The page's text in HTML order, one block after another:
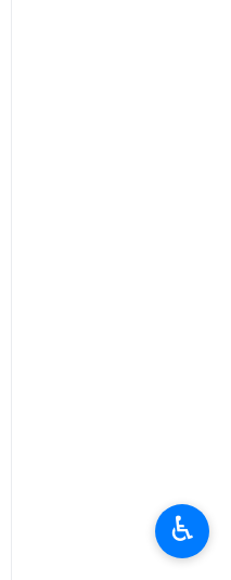
♿︎